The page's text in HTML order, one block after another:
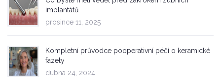
implantátů
prosince 11, 2025
Kompletní průvodce pooperativní péčí o keramické
fazety
dubna 24, 2024